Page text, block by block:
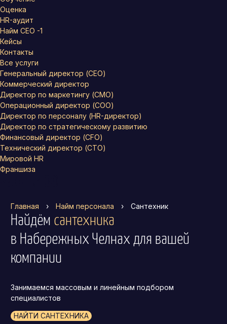
Оценка
HR-аудит
Найм СЕО -1
Кейсы
Контакты
Все услуги
Генеральный директор (CEO)
Коммерческий директор
Директор по маркетингу (CMO)
Операционный директор (COO)
Директор по персоналу (HR-директор)
Директор по стратегическому развитию
Финансовый директор (CFO)
Технический директор (CTO)
Мировой HR
Франшиза
Главная › Найм персонала › Сантехник
Найдём сантехника
в Набережных Челнах для вашей
компании
Занимаемся массовым и линейным подбором
специалистов
НАЙТИ САНТЕХНИКА